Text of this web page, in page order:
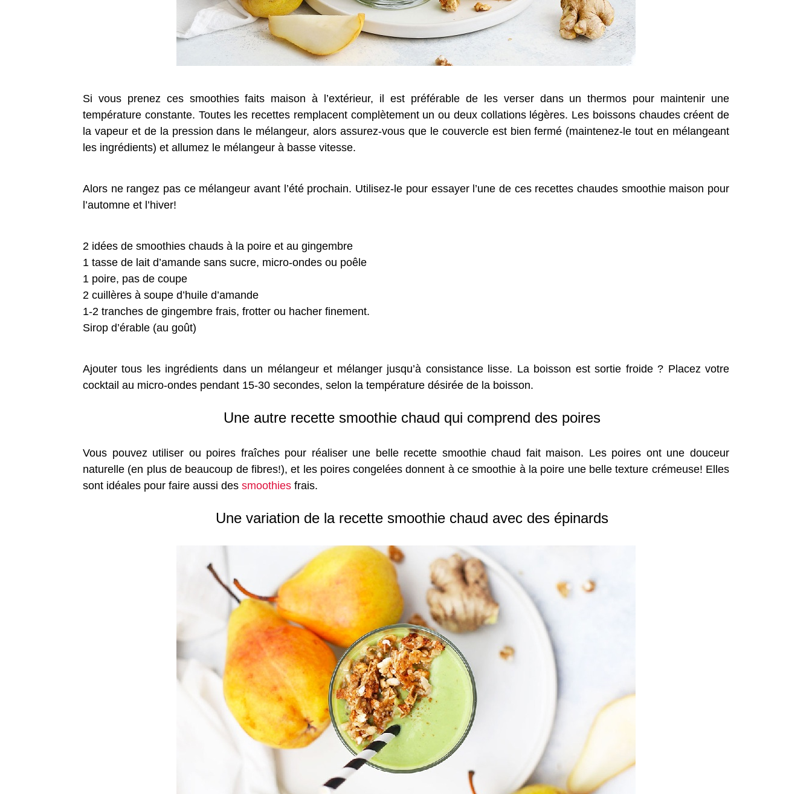
Si vous prenez ces smoothies faits maison à l’extérieur, il est préférable de les verser dans un thermos pour maintenir une
température constante. Toutes les recettes remplacent complètement un ou deux collations légères. Les boissons chaudes créent de
la vapeur et de la pression dans le mélangeur, alors assurez-vous que le couvercle est bien fermé (maintenez-le tout en mélangeant
les ingrédients) et allumez le mélangeur à basse vitesse.
Alors ne rangez pas ce mélangeur avant l’été prochain. Utilisez-le pour essayer l’une de ces recettes chaudes smoothie maison pour
l’automne et l’hiver!
2 idées de smoothies chauds à la poire et au gingembre
1 tasse de lait d’amande sans sucre, micro-ondes ou poêle
1 poire, pas de coupe
2 cuillères à soupe d’huile d’amande
1-2 tranches de gingembre frais, frotter ou hacher finement.
Sirop d’érable (au goût)
Ajouter tous les ingrédients dans un mélangeur et mélanger jusqu’à consistance lisse. La boisson est sortie froide ? Placez votre
cocktail au micro-ondes pendant 15-30 secondes, selon la température désirée de la boisson.
Une autre recette smoothie chaud qui comprend des poires
Vous pouvez utiliser ou poires fraîches pour réaliser une belle recette smoothie chaud fait maison. Les poires ont une douceur
naturelle (en plus de beaucoup de fibres!), et les poires congelées donnent à ce smoothie à la poire une belle texture crémeuse! Elles
sont idéales pour faire aussi des smoothies frais.
Une variation de la recette smoothie chaud avec des épinards